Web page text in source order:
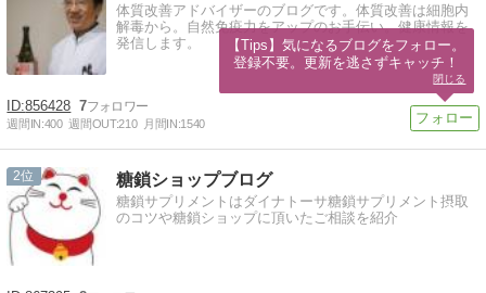
体質改善アドバイザーのブログです。体質改善は細胞内
解毒から。自然免疫力をアップのお手伝い。健康情報を
発信します。
856428 7
週間IN:400 週間OUT:210 月間IN:1540
2 糖鎖ショップブログ
糖鎖サプリメントはダイナトーサ糖鎖サプリメント摂取
のコツや糖鎖ショップに頂いたご相談を紹介
【Tips】気になるブログをフォロー。
登録不要。更新を逃さずキャッチ！
閉じる